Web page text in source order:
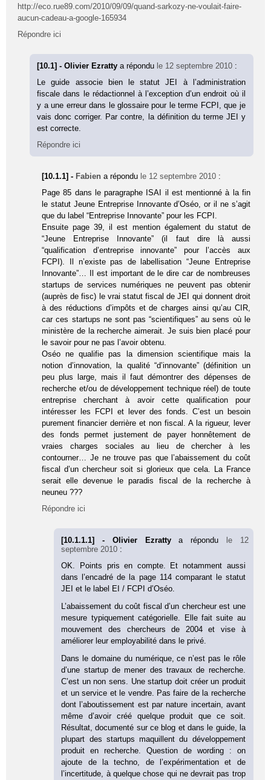
http://eco.rue89.com/2010/09/09/quand-sarkozy-ne-voulait-faire-
aucun-cadeau-a-google-165934
Répondre ici
[10.1] - Olivier Ezrattya répondu le 12 septembre 2010 :
Le guide associe bien le statut JEI à l’administration
fiscale dans le rédactionnel à l’exception d’un endroit où il
y a une erreur dans le glossaire pour le terme FCPI, que je
vais donc corriger. Par contre, la définition du terme JEI y
est correcte.
Répondre ici
[10.1.1] - Fabien a répondu le 12 septembre 2010 :
Page 85 dans le paragraphe ISAI il est mentionné à la fin
le statut Jeune Entreprise Innovante d’Oséo, or il ne s’agit
que du label “Entreprise Innovante” pour les FCPI.
Ensuite page 39, il est mention également du statut de
“Jeune Entreprise Innovante” (il faut dire là aussi
“qualification d’entreprise innovante” pour l’accès aux
FCPI). Il n’existe pas de labellisation “Jeune Entreprise
Innovante”… Il est important de le dire car de nombreuses
startups de services numériques ne peuvent pas obtenir
(auprès de fisc) le vrai statut fiscal de JEI qui donnent droit
à des réductions d’impôts et de charges ainsi qu’au CIR,
car ces startups ne sont pas “scientifiques” au sens où le
ministère de la recherche aimerait. Je suis bien placé pour
le savoir pour ne pas l’avoir obtenu.
Oséo ne qualifie pas la dimension scientifique mais la
notion d’innovation, la qualité “d’innovante” (définition un
peu plus large, mais il faut démontrer des dépenses de
recherche et/ou de développement technique réel) de toute
entreprise cherchant à avoir cette qualification pour
intéresser les FCPI et lever des fonds. C’est un besoin
purement financier derrière et non fiscal. A la rigueur, lever
des fonds permet justement de payer honnêtement de
vraies charges sociales au lieu de chercher à les
contourner… Je ne trouve pas que l’abaissement du coût
fiscal d’un chercheur soit si glorieux que cela. La France
serait elle devenue le paradis fiscal de la recherche à
neuneu ???
Répondre ici
[10.1.1.1] - Olivier Ezrattya répondu le 12
septembre 2010 :
OK. Points pris en compte. Et notamment aussi
dans l’encadré de la page 114 comparant le statut
JEI et le label EI / FCPI d’Oséo.
L’abaissement du coût fiscal d’un chercheur est une
mesure typiquement catégorielle. Elle fait suite au
mouvement des chercheurs de 2004 et vise à
améliorer leur employabilité dans le privé.
Dans le domaine du numérique, ce n’est pas le rôle
d’une startup de mener des travaux de recherche.
C’est un non sens. Une startup doit créer un produit
et un service et le vendre. Pas faire de la recherche
dont l’aboutissement est par nature incertain, avant
même d’avoir créé quelque produit que ce soit.
Résultat, documenté sur ce blog et dans le guide, la
plupart des startups maquillent du développement
produit en recherche. Question de wording : on
ajoute de la techno, de l’expérimentation et de
l’incertitude, à quelque chose qui ne devrait pas trop